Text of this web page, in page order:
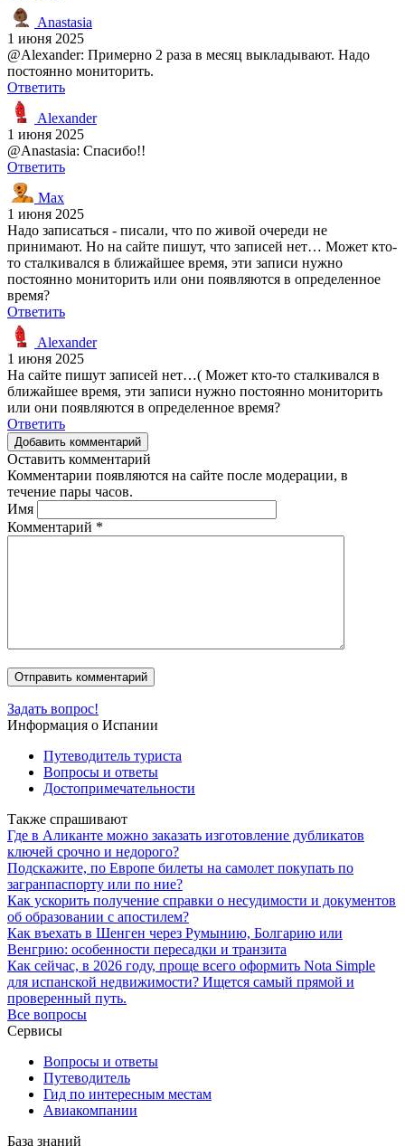
Anastasia
1 июня 2025
@Alexander: Примерно 2 раза в месяц выкладывают. Надо
постоянно мониторить.
Ответить
Alexander
1 июня 2025
@Anastasia: Спасибо!!
Ответить
Max
1 июня 2025
Надо записаться - писали, что по живой очереди не
принимают. Но на сайте пишут, что записей нет… Может кто-
то сталкивался в ближайшее время, эти записи нужно
постоянно мониторить или они появляются в определенное
время?
Ответить
Alexander
1 июня 2025
На сайте пишут записей нет…( Может кто-то сталкивался в
ближайшее время, эти записи нужно постоянно мониторить
или они появляются в определенное время?
Ответить
Добавить комментарий
Оставить комментарий
Комментарии появляются на сайте после модерации, в
течение пары часов.
Имя
Комментарий *
Задать вопрос!
Информация о Испании
Путеводитель туриста
Вопросы и ответы
Достопримечательности
Также спрашивают
Где в Аликанте можно заказать изготовление дубликатов
ключей срочно и недорого?
Подскажите, по Европе билеты на самолет покупать по
загранпаспорту или по ние?
Как ускорить получение справки о несудимости и документов
об образовании с апостилем?
Как въехать в Шенген через Румынию, Болгарию или
Венгрию: особенности пересадки и транзита
Как сейчас, в 2026 году, проще всего оформить Nota Simple
для испанской недвижимости? Ищется самый прямой и
проверенный путь.
Все вопросы
Сервисы
Вопросы и ответы
Путеводитель
Гид по интересным местам
Авиакомпании
База знаний